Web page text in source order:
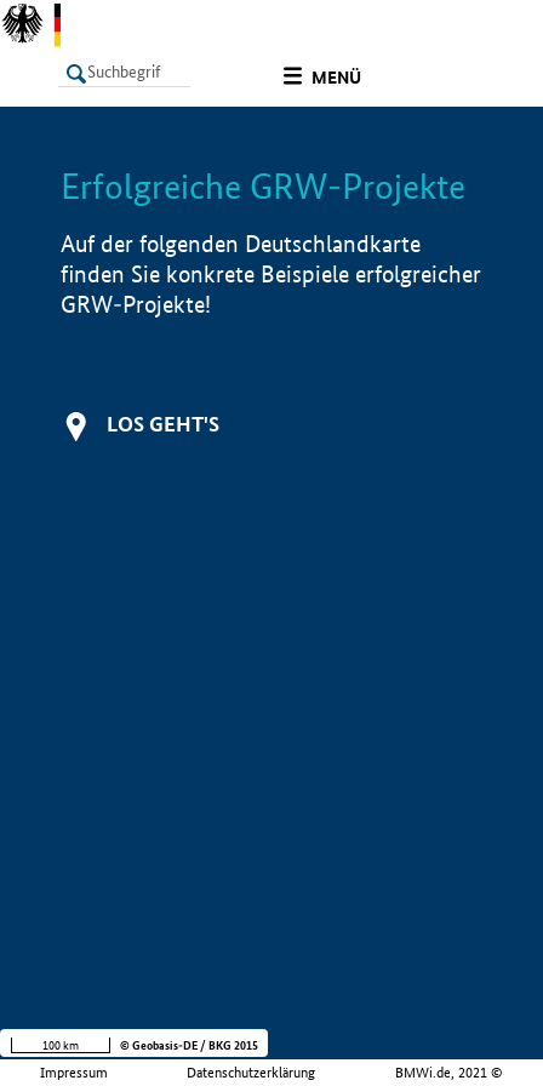
MENÜ
LISTE Info
Erfolgreiche GRW-Projekte
Auf der folgenden Deutschlandkarte
finden Sie konkrete Beispiele erfolgreicher
GRW-Projekte!
LOS GEHT'S
Impressum Datenschutzerklärung BMWi.de, 2021 ©
100 km © Geobasis-DE / BKG 2015